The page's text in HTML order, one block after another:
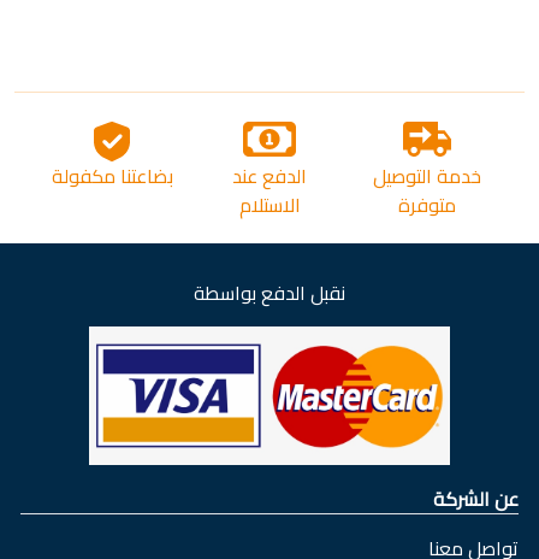
خدمة التوصيل
متوفرة
الدفع عند
الاستلام
بضاعتنا مكفولة
نقبل الدفع بواسطة
عن الشركة
تواصل معنا